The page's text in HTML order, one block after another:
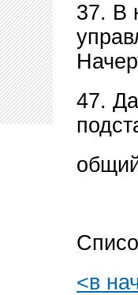
37. В
47.
<в